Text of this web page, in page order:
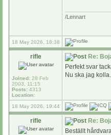
/Lennart
18 May 2026, 18:38
rifle
Joined: 28 Feb
2003, 11:15
Posts: 4313
Location:
Re:
Perfekt svar
Nu ska jag kolla.
18 May 2026, 19:44
rifle
Re:
Beställt